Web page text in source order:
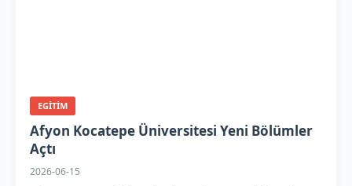
EGITIM
Afyon Kocatepe Üniversitesi Yeni Bölümler
Açtı
2026-06-15